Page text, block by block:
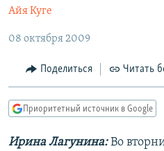
Вернутся
навигации
Вернутся
поиску
МНЕНИЯ
КУЛЬТУРА
IDEL.РЕАЛИИ
СЕВЕР.РЕАЛИИ
СИБИРЬ.РЕАЛИИ
Айя Куге
08 октября 2009
Поделиться Читать
Приоритетный источник в Google
Ирина Лагунина:Во